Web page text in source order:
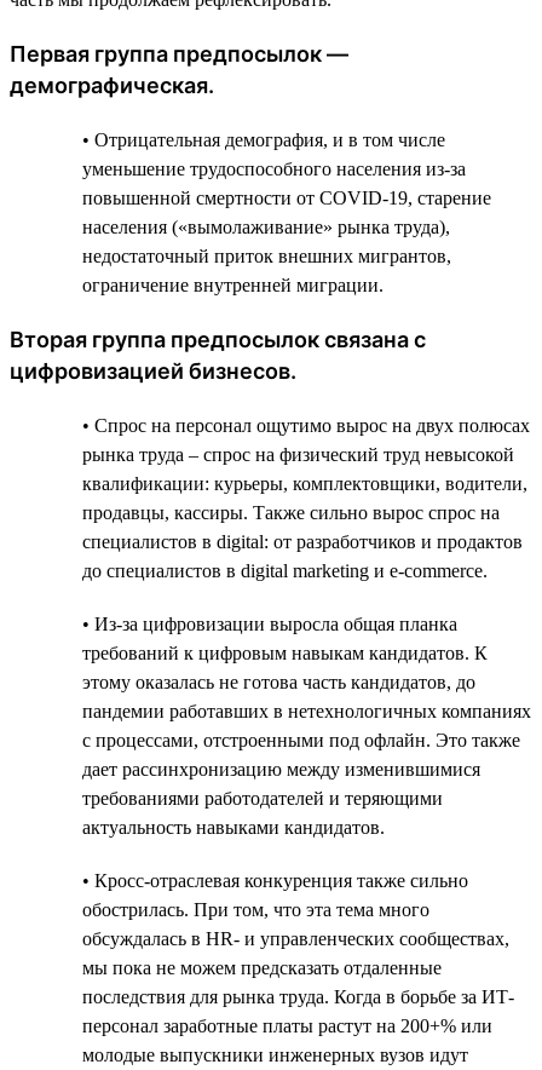
Первая группа предпосылок —
демографическая.
• Отрицательная демография, и в том числе
уменьшение трудоспособного населения из-за
повышенной смертности от COVID-19, старение
населения («вымолаживание» рынка труда),
недостаточный приток внешних мигрантов,
ограничение внутренней миграции.
Вторая группа предпосылок связана с
цифровизацией бизнесов.
• Спрос на персонал ощутимо вырос на двух полюсах
рынка труда – спрос на физический труд невысокой
квалификации: курьеры, комплектовщики, водители,
продавцы, кассиры. Также сильно вырос спрос на
специалистов в digital: от разработчиков и продактов
до специалистов в digital marketing и e-commerce.
• Из-за цифровизации выросла общая планка
требований к цифровым навыкам кандидатов. К
этому оказалась не готова часть кандидатов, до
пандемии работавших в нетехнологичных компаниях
с процессами, отстроенными под офлайн. Это также
дает рассинхронизацию между изменившимися
требованиями работодателей и теряющими
актуальность навыками кандидатов.
• Кросс-отраслевая конкуренция также сильно
обострилась. При том, что эта тема много
обсуждалась в HR- и управленческих сообществах,
мы пока не можем предсказать отдаленные
последствия для рынка труда. Когда в борьбе за ИТ-
персонал заработные платы растут на 200+% или
молодые выпускники инженерных вузов идут